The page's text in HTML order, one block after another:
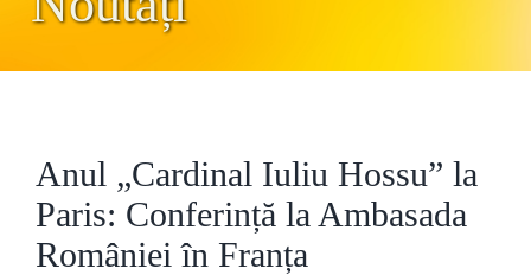
Organizare
Liturgic
Anul „Cardinal Iuliu Hossu” la
Paris: Conferință la Ambasada
României în Franța